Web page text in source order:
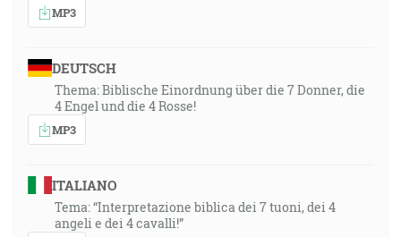
MP3
DEUTSCH
Thema: Biblische Einordnung über die 7 Donner, die
4 Engel und die 4 Rosse!
MP3
ITALIANO
Tema: “Interpretazione biblica dei 7 tuoni, dei 4
angeli e dei 4 cavalli!”